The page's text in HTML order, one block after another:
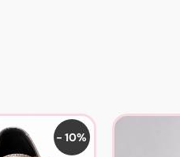
- 10%